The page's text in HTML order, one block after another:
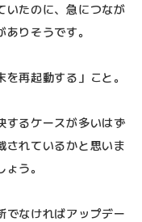
いたのに、急につなが
りそうです。
再起動する」こと。
するケースが多いはず
されているかと思いま
う。
でなければアップデー